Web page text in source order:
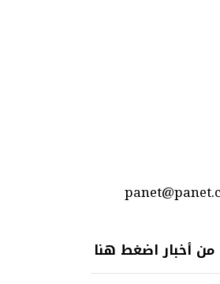
من أخبار اضغط هنا